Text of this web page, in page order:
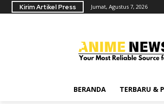
Kirim Artikel Press Jumat, Agustus 7, 2026
BERANDA TERBARU &